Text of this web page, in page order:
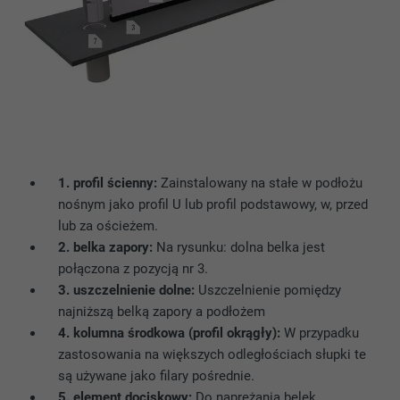
1. profil ścienny: Zainstalowany na stałe w podłożu
nośnym jako profil U lub profil podstawowy, w, przed
lub za ościeżem.
2. belka zapory: Na rysunku: dolna belka jest
połączona z pozycją nr 3.
3. uszczelnienie dolne: Uszczelnienie pomiędzy
najniższą belką zapory a podłożem
4. kolumna środkowa (profil okrągły): W przypadku
zastosowania na większych odległościach słupki te
są używane jako filary pośrednie.
PROCEDURA 3 miesiące
Wird von Facebook genutzt, um eine Reihe
DOSTAWCA Facebook
PROCEDURA 3 miesiące
Jest stosowany przez Facebooka do
wyświetlania wielu produktów
reklamowych, na przykład aukcji w czasie
rzeczywistym zewnętrznych
reklamodawców.